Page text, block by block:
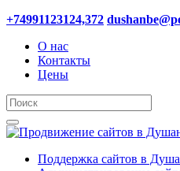
+74991123124,372
О нас
Контакты
Цены
Поддержка сайтов в